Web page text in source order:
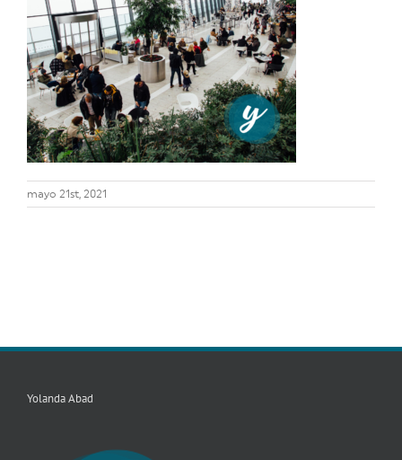
mayo 21st, 2021
Yolanda Abad